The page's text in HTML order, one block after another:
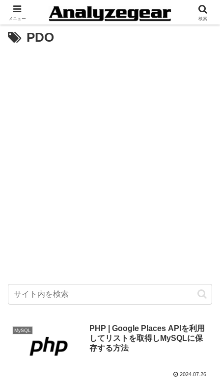
PDO
MySQL
PHP | Google Places APIを利用
してリストを取得しMySQLに保
存する方法
2024.07.26
メニュー 検索